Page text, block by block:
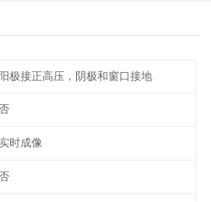
阳极接正高压，阴极和窗口接地
实时成像